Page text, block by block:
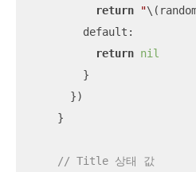
return
"
return nil
// Title 상태 값